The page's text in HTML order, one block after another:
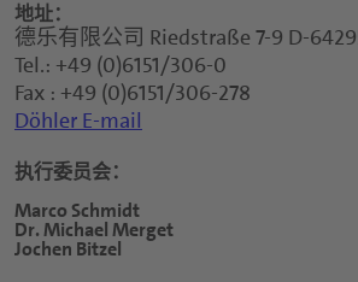
地址：
德乐有限公司 Riedstraße 7-9 D-
Tel.: +49 (0)6151/306-0
Fax : +49 (0)6151/306-278
Döhler E-mail
执行委员会：
Marco Schmidt
Dr. Michael Merget
Jochen Bitzel